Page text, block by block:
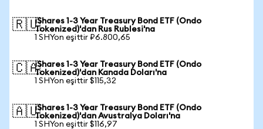
🇷🇺iShares 1-3 Year Treasury Bond ETF (Ondo
Tokenized)'dan Rus Rublesi'na
1 SHYon eşittir ₽6.800,65
🇨🇦iShares 1-3 Year Treasury Bond ETF (Ondo
Tokenized)'dan Kanada Doları'na
1 SHYon eşittir $115,32
🇦🇺iShares 1-3 Year Treasury Bond ETF (Ondo
Tokenized)'dan Avustralya Doları'na
1 SHYon eşittir $116,97